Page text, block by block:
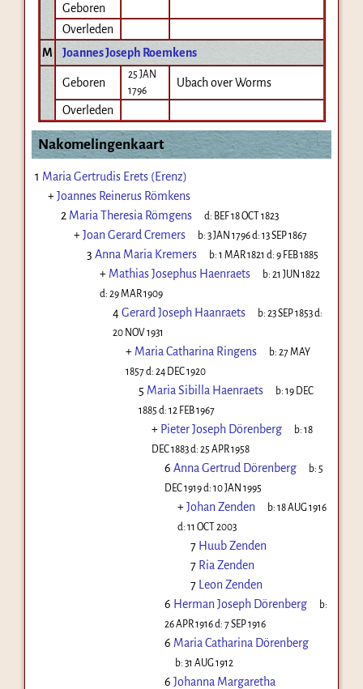
Geboren
Overleden
M
Joannes Joseph Roemkens
Geboren
25 JAN
1796
Ubach over Worms
Overleden
Nakomelingenkaart
1 Maria Gertrudis Erets (Erenz)
+Joannes Reinerus Römkens
2 Maria Theresia Römgens d: BEF 18 OCT 1823
+Joan Gerard Cremers b:3 JAN 1796d:13 SEP 1867
3 Anna Maria Kremers b:1 MAR 1821 d:9 FEB 1885
+ Mathias Josephus Haenraets b:21 JUN 1822
d: 29 MAR 1909
4Gerard Joseph Haanraets b:23 SEP 1853d:
20 NOV 1931
+ Maria Catharina Ringens b:27 MAY
1857d: 24 DEC 1920
5 Maria Sibilla Haenraets b:19 DEC
1885 d: 12 FEB 1967
+ Pieter Joseph Dörenberg b:18
DEC 1883d: 25 APR 1958
6 Anna Gertrud Dörenberg b: 5
DEC 1919d: 10 JAN 1995
+Johan Zenden b:18 AUG 1916
d: 11 OCT 2003
7 Huub Zenden
7 Ria Zenden
7 Leon Zenden
6 Herman Joseph Dörenberg
b:
26 APR 1916d: 7 SEP 1916
6 Maria Catharina Dörenberg
b:31 AUG 1912
6 Johanna Margaretha